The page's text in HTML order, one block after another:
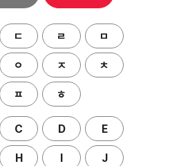
ㄷ ㄹ ㅁ
ㅇ ㅈ ㅊ
ㅍ ㅎ
C D E
H I J